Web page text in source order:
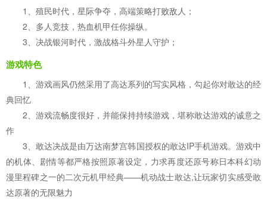
1、殖民时代，星际争夺，高端策略打败敌人；
2、多人竞技，热血机甲任你操纵。
3、决战银河时代，激战格斗外星人守护；
游戏特色
1、游戏画风仍然采用了高达系列的写实风格，勾起你对敢达的经
典回忆
2、游戏流畅度很好，并能保持持续游戏，堪称敢达游戏的诚意之
作
3、敢达决战是由万达南梦宫韩国授权的敢达IP手机游戏。游戏中
的机体、剧情等都严格按照原著设定，力求再度还原号称日本科幻动
漫里程碑之一的二次元机甲经典——机动战士敢达,让玩家切实感受敢
达原著的无限魅力